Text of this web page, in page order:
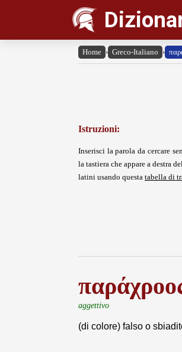
Home › Greco-Italiano ›
Istruzioni:
Inserisci la parola da cercare
la tastiera che appare a destra
latini usando questa tabella di
aggettivo
(di colore) falso o